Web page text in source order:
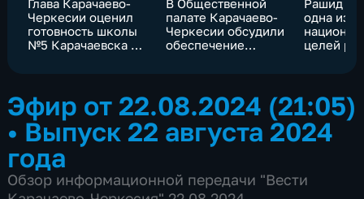
Глава Карачаево-
Черкесии оценил
готовность школы
№5 Карачаевска к
В Общественной
палате Карачаево-
Черкесии обсудили
обеспечение
выборов
Рашид
одна из
целей
каждого
Эфир от 22.08.2024 (21:05)
• Выпуск 22 августа 2024
года
Обзор информационной передачи "Вести